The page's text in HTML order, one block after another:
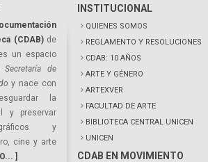
(CDAB)de
un espacio
Secretaría de
y nace con
la
y preservar
y
cine y arte
]
INSTITUCIONAL
QUIENES SOMOS
REGLAMENTO Y RESOLUCIONES
CDAB: 10 AÑOS
ARTE Y GÉNERO
ARTEXVER
FACULTAD DE ARTE
BIBLIOTECA CENTRAL UNICEN
UNICEN
CDAB EN MOVIMIENTO